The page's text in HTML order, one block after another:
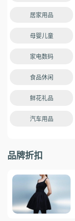
居家用品
母婴儿童
家电数码
食品休闲
鲜花礼品
汽车用品
品牌折扣